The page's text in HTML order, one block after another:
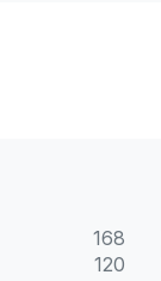
168
120